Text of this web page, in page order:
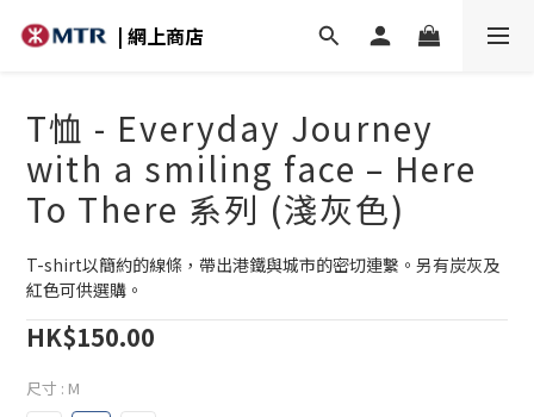
| 網上商店
T恤 - Everyday Journey
with a smiling face – Here
To There 系列 (淺灰色)
T-shirt以簡約的線條，帶出港鐵與城市的密切連繫。另有炭灰及
紅色可供選購。
HK$150.00
尺寸 : M